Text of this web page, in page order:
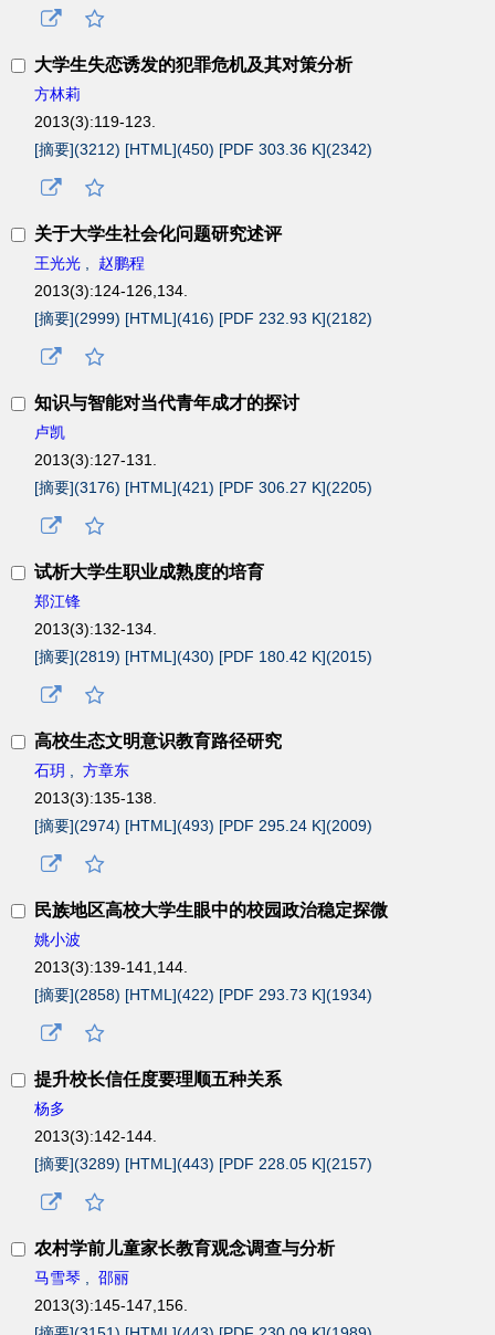
大学生失恋诱发的犯罪危机及其对策分析
方林莉
2013(3):119-123.
[摘要](3212) [HTML](450) [PDF 303.36 K](2342)
关于大学生社会化问题研究述评
王光光 ,
赵鹏程
2013(3):124-126,134.
[摘要](2999) [HTML](416) [PDF 232.93 K](2182)
知识与智能对当代青年成才的探讨
卢凯
2013(3):127-131.
[摘要](3176) [HTML](421) [PDF 306.27 K](2205)
试析大学生职业成熟度的培育
郑江锋
2013(3):132-134.
[摘要](2819) [HTML](430) [PDF 180.42 K](2015)
高校生态文明意识教育路径研究
石玥 , 方章东
2013(3):135-138.
[摘要](2974) [HTML](493) [PDF 295.24 K](2009)
民族地区高校大学生眼中的校园政治稳定探微
姚小波
2013(3):139-141,144.
[摘要](2858) [HTML](422) [PDF 293.73 K](1934)
提升校长信任度要理顺五种关系
杨多
2013(3):142-144.
[摘要](3289) [HTML](443) [PDF 228.05 K](2157)
农村学前儿童家长教育观念调查与分析
马雪琴 , 邵丽
2013(3):145-147,156.